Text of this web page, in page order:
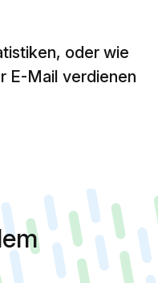
oder wie
E-Mail verdienen